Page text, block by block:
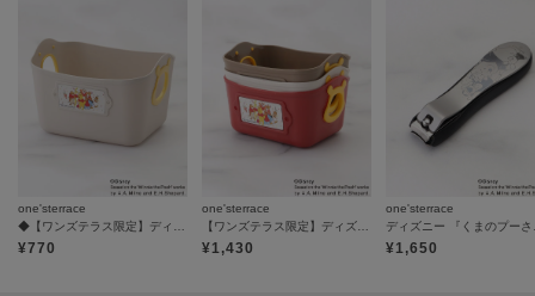
one'sterrace
◆【ワンズテラス限定】ディズニー 『くまのプーさん』 やわらかバケツミニ
¥770
one'sterrace
【ワンズテラス限定】ディズニー 『くまのプーさん』 やわらかバケツミニ 3P
¥1,430
one'sterrace
ディ
¥1,650